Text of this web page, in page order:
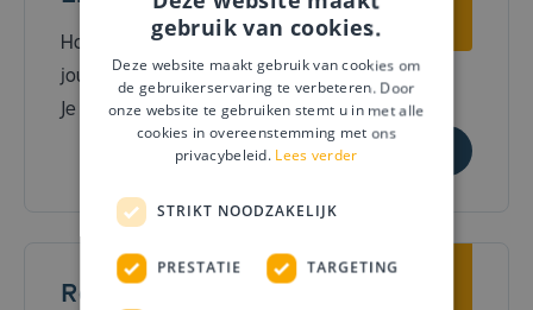
Hoe werkt het als het einde van
jouw leasecontract in zicht komt?
Je leest het hier.
Reparatie en onderhoud
gebruik van cookies.
Deze website maakt gebruik van cookies om
de gebruikerservaring te verbeteren. Door
onze website te gebruiken stemt u in met alle
cookies in overeenstemming met ons
privacybeleid. Lees verder
STRIKT NOODZAKELIJK
PRESTATIE TARGETING